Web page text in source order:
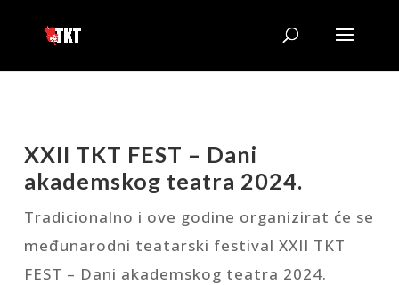
XXII TKT FEST – Dani
akademskog teatra 2024.
Tradicionalno i ove godine organizirat će se
međunarodni teatarski festival XXII TKT
FEST – Dani akademskog teatra 2024.